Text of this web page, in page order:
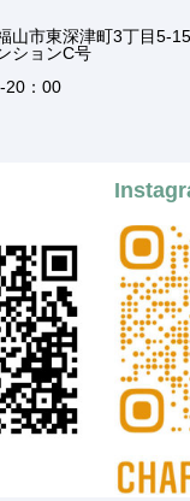
山市東深津町3丁目5-15
ンC号
20：00